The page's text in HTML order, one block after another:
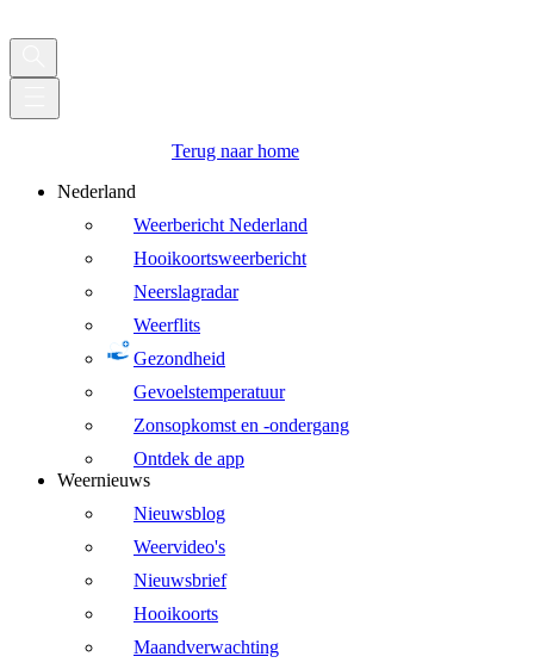
Terug naar home
Nederland
Weerbericht Nederland
Hooikoortsweerbericht
Neerslagradar
Weerflits
Gezondheid
Gevoelstemperatuur
Zonsopkomst en -ondergang
Ontdek de app
Weernieuws
Nieuwsblog
Weervideo's
Nieuwsbrief
Hooikoorts
Maandverwachting